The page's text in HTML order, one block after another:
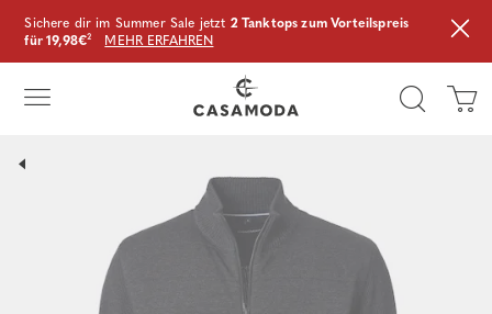
Sichere dir im Summer Sale jetzt 2 Tanktops zum Vorteilspreis
für 19,98€² MEHR ERFAHREN